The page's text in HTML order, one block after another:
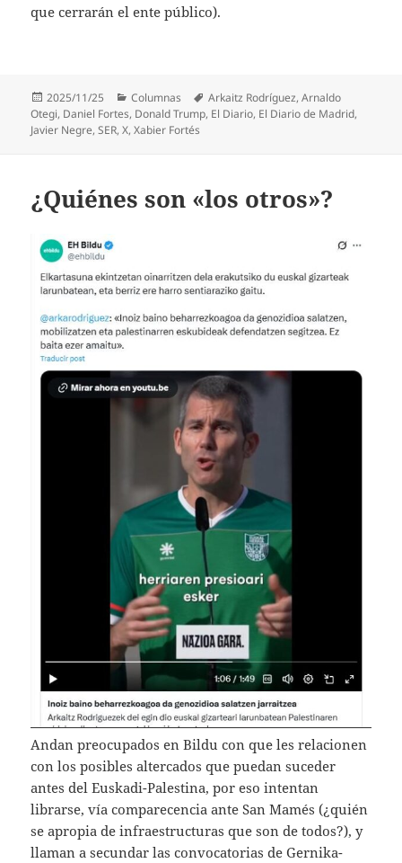
que cerrarán el ente público).
Publicado
el
2025/11/25 Categorías
Columnas Etiquetas
Arkaitz Rodríguez,Arnaldo
Otegi, Daniel Fortes, Donald Trump, El Diario, El Diario de Madrid,
Javier Negre,SER,X,Xabier Fortés
¿Quiénes son «los otros»?
Andan preocupados en Bildu con que les relacionen
con los posibles altercados que puedan suceder
antes del Euskadi-Palestina, por eso intentan
librarse, vía comparecencia ante San Mamés (¿quién
se apropia de infraestructuras que son de todos?), y
llaman a secundar las convocatorias de Gernika-